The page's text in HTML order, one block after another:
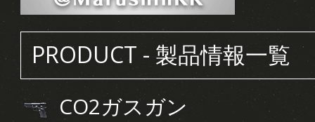
PRODUCT - 製品情報一覧
CO2ガスガン